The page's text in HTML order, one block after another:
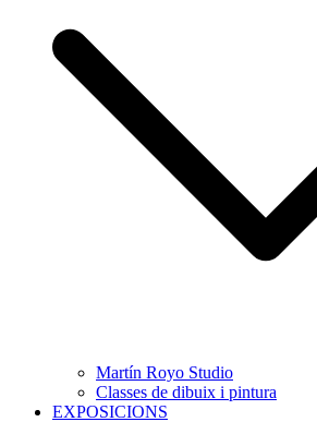
Martín Royo Studio
Classes de dibuix i pintura
EXPOSICIONS